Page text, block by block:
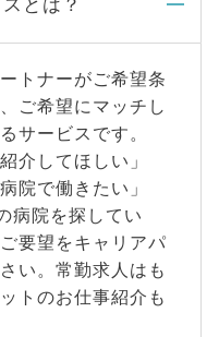
とは？
トナーがご希望条
ご希望にマッチし
サービスです。
介してほしい」
院で働きたい」
病院を探してい
要望をキャリアパ
い。常勤求人はも
トのお仕事紹介も